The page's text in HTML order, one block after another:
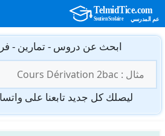
انتقل
المحتوى
ابحث عن دروس - تمارين -
عن:
ليصلك كل جديد تابعنا على